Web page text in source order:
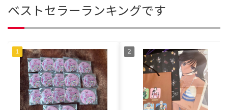
ベストセラーランキングです